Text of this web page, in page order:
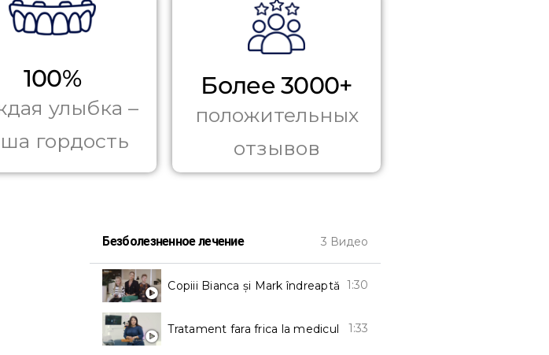
100%
улыбка –
гордость
Более 3000+
положительных
отзывов
Безболезненное лечение 3 Видео
Copiii Bianca și Mark îndreaptă dinții la Centrul Stomatologic
1:30
Tratament fara frica la medicul Virginia Vrînceanu
1:33